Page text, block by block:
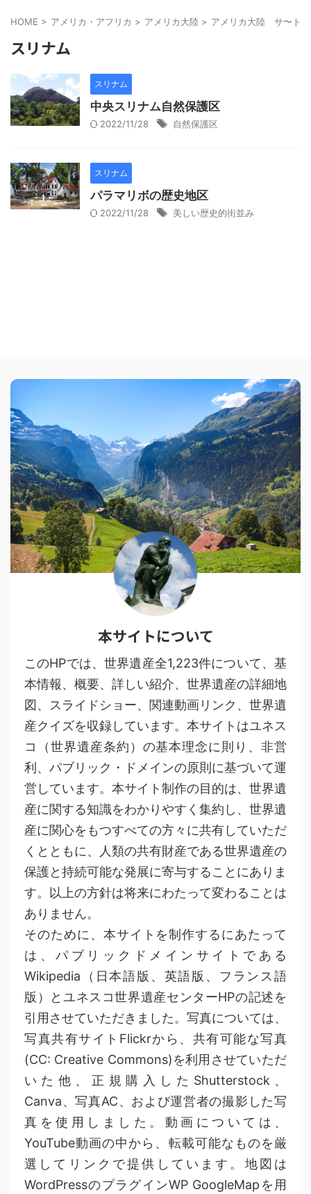
HOME > アメリカ・アフリカ > アメリカ大陸 > アメリカ大陸 サ〜ト
スリナム
スリナム
中央スリナム自然保護区
2022/11/28 自然保護区
スリナム
パラマリボの歴史地区
2022/11/28 美しい歴史的街並み
本サイトについて
このHPでは、世界遺産全1,223件について、基
本情報、概要、詳しい紹介、世界遺産の詳細地
図、スライドショー、関連動画リンク、世界遺
産クイズを収録しています。本サイトはユネス
コ（世界遺産条約）の基本理念に則り、非営
利、パブリック・ドメインの原則に基づいて運
営しています。本サイト制作の目的は、世界遺
産に関する知識をわかりやすく集約し、世界遺
産に関心をもつすべての方々に共有していただ
くとともに、人類の共有財産である世界遺産の
保護と持続可能な発展に寄与することにありま
す。以上の方針は将来にわたって変わることは
ありません。
そのために、本サイトを制作するにあたって
は、パブリックドメインサイトである
Wikipedia（日本語版、英語版、フランス語
版）とユネスコ世界遺産センターHPの記述を
引用させていただきました。写真については、
写真共有サイトFlickrから、共有可能な写真
(CC: Creative Commons)を利用させていただ
いた他、正規購入したShutterstock、
Canva、写真AC、および運営者の撮影した写
真を使用しました。動画については、
YouTube動画の中から、転載可能なものを厳
選してリンクで提供しています。地図は
WordPressのプラグインWP GoogleMapを用